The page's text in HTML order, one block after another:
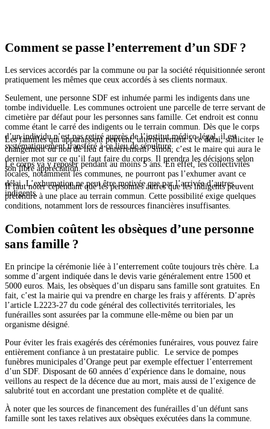
Comment se passe l’enterrement d’un SDF ?
Les services accordés par la commune ou par la société réquisitionnée seront
pratiquement les mêmes que ceux accordés à ses clients normaux.
Seulement, une personne SDF est inhumée parmi les indigents dans une
tombe individuelle. Les communes octroient une parcelle de terre servant de
cimetière par défaut pour les personnes sans famille. Cet endroit est connu
comme étant le carré des indigents ou le terrain commun. Dès que le corps
d’un individu n’est pas retiré auprès de l’institut médico-légal, il est
systématiquement transféré à ce lieu de sépulture.
Le corps va y reposer pendant au moins 5 ans. En effet, les collectivités
locales, notamment les communes, ne pourront pas l’exhumer avant ce
délai. L’exhumation ne peut être motivée que par l’arrivée d’autres
indigents.
Les familles qui apparaissent peuvent, ultérieurement à ce délai, solliciter le
changement ou non de lieu d’enterrement. Sinon, c’est le maire qui aura le
dernier mot sur ce qu’il faut faire du corps. Il prendra les décisions selon
son libre appréciation.
Il faut noter cependant que les personnes autres que les indigents peuvent
prétendre à une place au terrain commun. Cette possibilité exige quelques
conditions, notamment lors de ressources financières insuffisantes.
Combien coûtent les obsèques d’une personne
sans famille ?
En principe la cérémonie liée à l’enterrement coûte toujours très chère. La
somme d’argent indiquée dans le devis varie généralement entre 1500 et
5000 euros. Mais, les obsèques d’un disparu sans famille sont gratuites. En
fait, c’est la mairie qui va prendre en charge les frais y afférents. D’après
l’article L2223-27 du code général des collectivités territoriales, les
funérailles sont assurées par la commune elle-même ou bien par un
organisme désigné.
Pour éviter les frais exagérés des cérémonies funéraires, vous pouvez faire
entièrement confiance à un prestataire public. Le service de pompes
funèbres municipales d’Orange peut par exemple effectuer l’enterrement
d’un SDF. Disposant de 60 années d’expérience dans le domaine, nous
veillons au respect de la décence due au mort, mais aussi de l’exigence de
salubrité tout en accordant une prestation complète et de qualité.
À noter que les sources de financement des funérailles d’un défunt sans
famille sont les taxes relatives aux obsèques exécutées dans la commune.